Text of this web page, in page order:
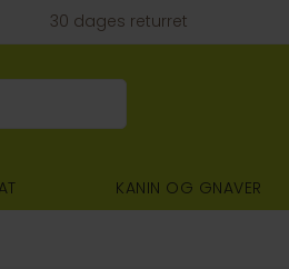
30 dages returret
KANIN OG GNAVER